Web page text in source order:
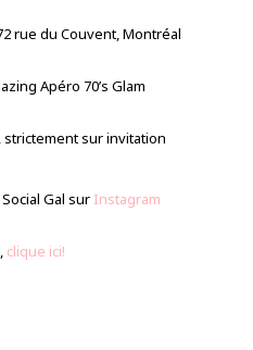
rue du Couvent, Montréal
Apéro 70’s Glam
sur invitation
Gal sur Instagram
clique ici!